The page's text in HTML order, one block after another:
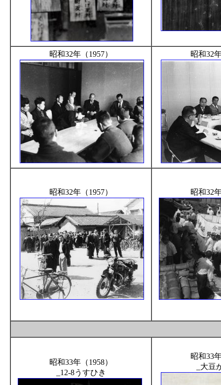
昭和32年（1957） 昭和32
昭和32年（1957） 昭和32
昭和33年（1958）
_12-8うすひき
昭和33
_大豆